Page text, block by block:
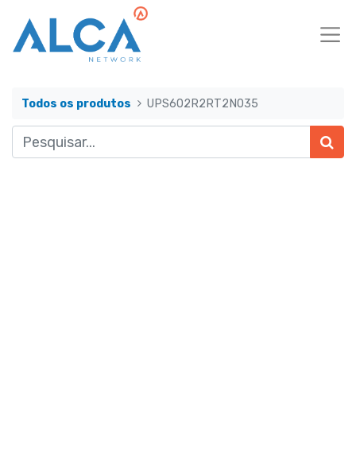
Todos os produtos UPS602R2RT2N035